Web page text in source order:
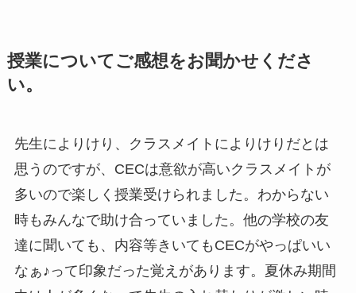
授業についてご感想をお聞かせくださ
い。
先生によりけり、クラスメイトによりけりだとは
思うのですが、CECは意欲が高いクラスメイトが
多いので楽しく授業受けられました。わからない
時もみんなで助け合っていました。他の学校の友
達に聞いても、内容等きいてもCECがやっぱいい
なぁ♪って印象だった覚えがあります。夏休み期間